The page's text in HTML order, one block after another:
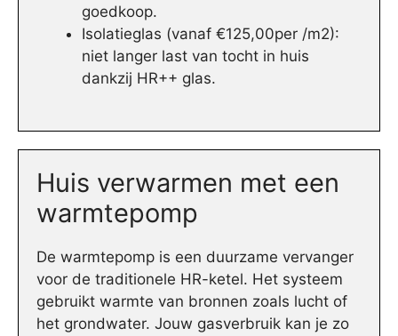
goedkoop.
Isolatieglas (vanaf €125,00per /m2):
niet langer last van tocht in huis
dankzij HR++ glas.
Huis verwarmen met een
warmtepomp
De warmtepomp is een duurzame vervanger
voor de traditionele HR-ketel. Het systeem
gebruikt warmte van bronnen zoals lucht of
het grondwater. Jouw gasverbruik kan je zo